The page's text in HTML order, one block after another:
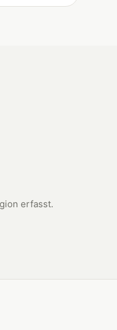
erfasst.